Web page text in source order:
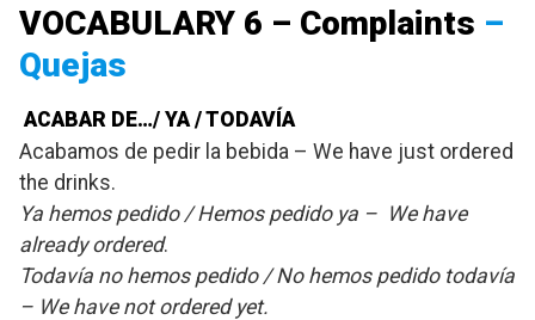
VOCABULARY 6 – Complaints –
Quejas
ACABAR DE…/ YA / TODAVÍA
Acabamos de pedir la bebida – We have just ordered
the drinks.
Ya hemos pedido / Hemos pedido ya – We have
already ordered.
Todavía no hemos pedido / No hemos pedido todavía
– We have not ordered yet.